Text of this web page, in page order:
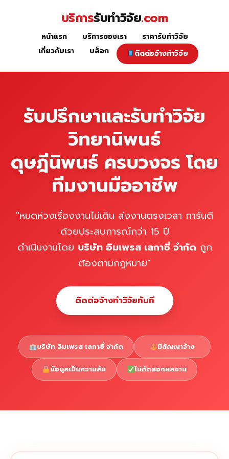
หน้าแรก
บริการรับทำวิจัย.com
หน้าแรก บริการของเรา
ราคารับทำวิจัย
เกี่ยวกับเรา
บล็อก ติดต่อจ้างทำวิจัย
รับปรึกษาและรับทำวิจัย
วิทยานิพนธ์
ดุษฎีนิพนธ์ ครบวงจร โดย
ทีมงานมืออาชีพ
"หมดห่วงเรื่องงานไม่เดิน ส่งงานตรงเวลา การันตี
ด้วยประสบการณ์กว่า 15 ปี
ดำเนินงานโดย บริษัท อิมเพรส เลกาซี่ จำกัด ถูก
ต้องตามกฎหมาย"
ติดต่อจ้างทำวิจัยทันที
บริษัท อิมเพรส เลกาซี่ จำกัด มีสัญญาจ้าง
ข้อมูลเป็นความลับ ไม่คัดลอกผลงาน